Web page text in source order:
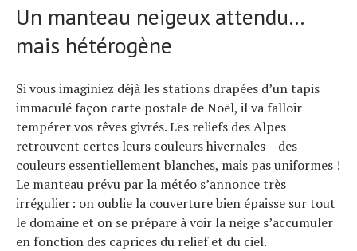
Un manteau neigeux attendu…
mais hétérogène
Si vous imaginiez déjà les stations drapées d’un tapis
immaculé façon carte postale de Noël, il va falloir
tempérer vos rêves givrés. Les reliefs des Alpes
retrouvent certes leurs couleurs hivernales – des
couleurs essentiellement blanches, mais pas uniformes !
Le manteau prévu par la météo s’annonce très
irrégulier : on oublie la couverture bien épaisse sur tout
le domaine et on se prépare à voir la neige s’accumuler
en fonction des caprices du relief et du ciel.